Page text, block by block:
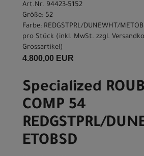
Art.Nr. 94423-5152
Größe: 52
Farbe: REDGSTPRL/DUNEWHT/
pro Stück (inkl. MwSt. zzgl.
Grossartikel)
4.800,00 EUR
Specialized
COMP 54
REDGSTPRL/
ETOBSD